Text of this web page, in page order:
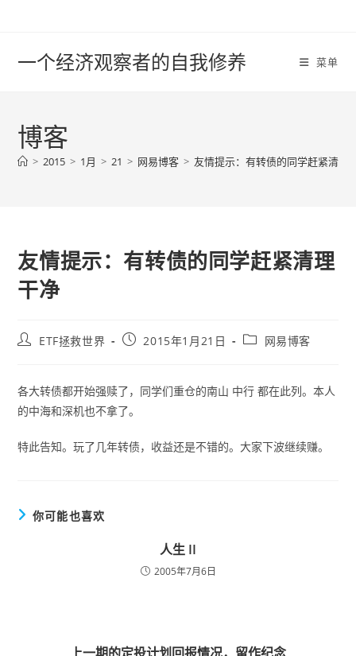
一个经济观察者的自我修养 菜单
博客
> 2015 > 1月 > 21 > 网易博客 > 友情提示：有转债的同学赶紧清理
友情提示：有转债的同学赶紧清理
干净
PostETF拯救世界
Post2015年1月21日
Post网易博客
各大转债都开始强赎了，同学们重仓的南山 中行 都在此列。本人
的中海和深机也不拿了。
特此告知。玩了几年转债，收益还是不错的。大家下波继续赚。
你可能也喜欢
人生 II
2005年7月6日